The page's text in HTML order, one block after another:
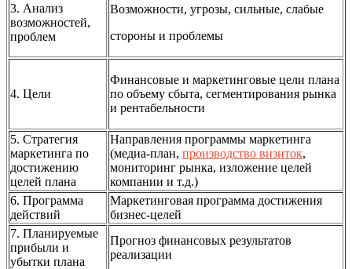
3. Анализ
возможностей,
проблем
Возможности, угрозы, сильные, слабые
стороны и проблемы
4. Цели
Финансовые и маркетинговые цели плана
по объему сбыта, сегментирования рынка
и рентабельности
5. Стратегия
маркетинга по
достижению
целей плана
Направления программы маркетинга
(медиа-план, производство визиток,
мониторинг рынка, изложение целей
компании и т.д.)
6. Программа
действий
Маркетинговая программа достижения
бизнес-целей
7. Планируемые
прибыли и
убытки плана
Прогноз финансовых результатов
реализации